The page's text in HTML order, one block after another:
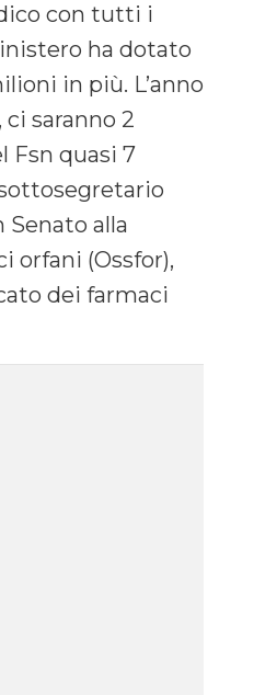
con tutti i
ha dotato
in più. L’anno
saranno 2
Fsn quasi 7
alla
orfani (Ossfor),
dei farmaci